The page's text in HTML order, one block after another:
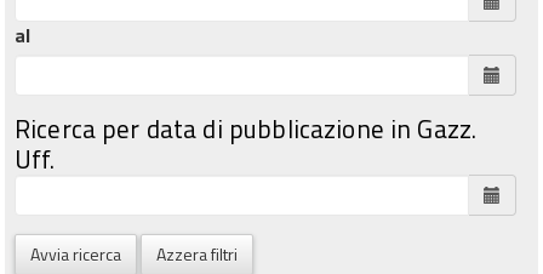
al
Ricerca per data di pubblicazione in Gazz.
Uff.
Avvia ricerca Azzera filtri